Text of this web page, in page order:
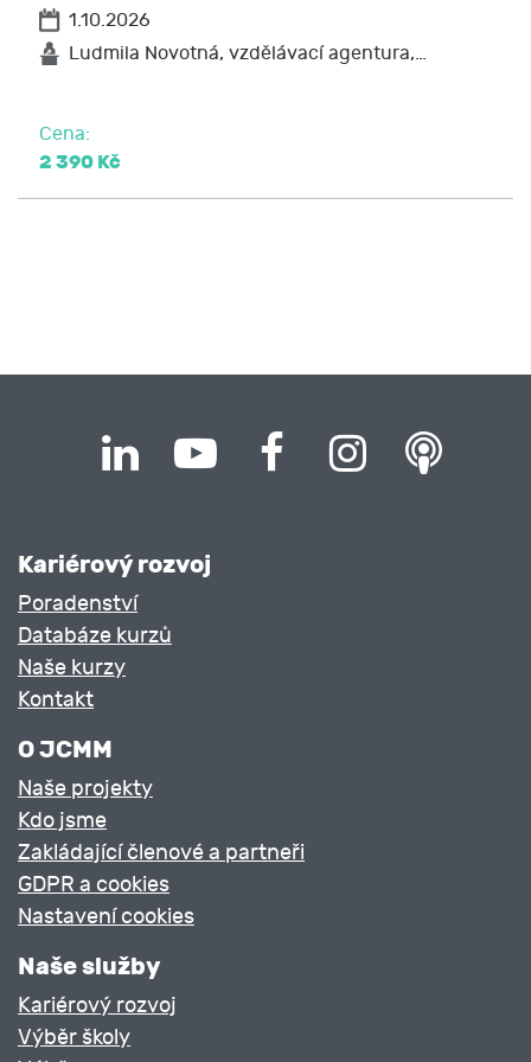
1.10.2026
Ludmila Novotná, vzdělávací agentura,…
Cena:
2 390 Kč
Kariérový rozvoj
Poradenství
Databáze kurzů
Naše kurzy
Kontakt
O JCMM
Naše projekty
Kdo jsme
Zakládající členové a partneři
GDPR a cookies
Nastavení cookies
Naše služby
Kariérový rozvoj
Výběr školy